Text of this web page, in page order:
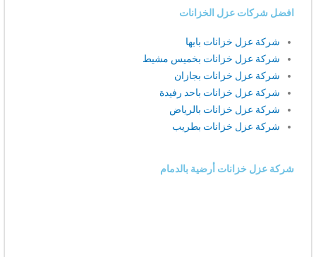
افضل شركات عزل الخزانات
شركة عزل خزانات بابها
شركة عزل خزانات بخميس مشيط
شركة عزل خزانات بجازان
شركة عزل خزانات باحد رفيدة
شركة عزل خزانات بالرياض
شركة عزل خزانات بطريب
شركة عزل خزانات أرضية بالدمام